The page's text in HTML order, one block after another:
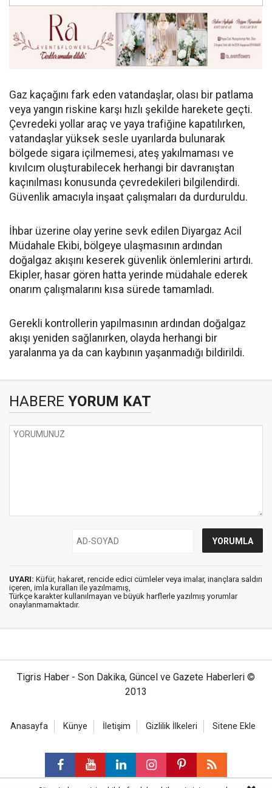
Gaz kaçağını fark eden vatandaşlar, olası bir patlama
veya yangın riskine karşı hızlı şekilde harekete geçti.
Çevredeki yollar araç ve yaya trafiğine kapatılırken,
vatandaşlar yüksek sesle uyarılarda bulunarak
bölgede sigara içilmemesi, ateş yakılmaması ve
kıvılcım oluşturabilecek herhangi bir davranıştan
kaçınılması konusunda çevredekileri bilgilendirdi.
Güvenlik amacıyla inşaat çalışmaları da durduruldu.
İhbar üzerine olay yerine sevk edilen Diyargaz Acil
Müdahale Ekibi, bölgeye ulaşmasının ardından
doğalgaz akışını keserek güvenlik önlemlerini artırdı.
Ekipler, hasar gören hatta yerinde müdahale ederek
onarım çalışmalarını kısa sürede tamamladı.
Gerekli kontrollerin yapılmasının ardından doğalgaz
akışı yeniden sağlanırken, olayda herhangi bir
yaralanma ya da can kaybının yaşanmadığı bildirildi.
HABERE YORUM KAT
UYARI: Küfür, hakaret, rencide edici cümleler veya imalar, inançlara saldırı
içeren, imla kuralları ile yazılmamış,
Türkçe karakter kullanılmayan ve büyük harflerle yazılmış yorumlar
onaylanmamaktadır.
Tigris Haber - Son Dakika, Güncel ve Gazete Haberleri ©
2013
Anasayfa Künye İletişim Gizlilik İlkeleri Sitene Ekle